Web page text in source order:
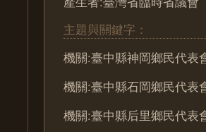
主題與關鍵字：
機關:臺中縣神岡鄉民代表
機關:臺中縣石岡鄉民代表
機關:臺中縣后里鄉民代表